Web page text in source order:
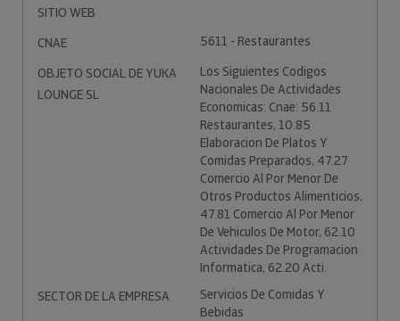
SITIO WEB
CNAE
5611 - Restaurantes
OBJETO SOCIAL DE YUKA
LOUNGE SL
Los Siguientes Codigos
Nacionales De Actividades
Economicas: Cnae: 56.11
Restaurantes, 10.85
Elaboracion De Platos Y
Comidas Preparados, 47.27
Comercio Al Por Menor De
Otros Productos Alimenticios,
47.81 Comercio Al Por Menor
De Vehiculos De Motor, 62.10
Actividades De Programacion
Informatica, 62.20 Acti.
SECTOR DE LA EMPRESA
Servicios De Comidas Y
Bebidas